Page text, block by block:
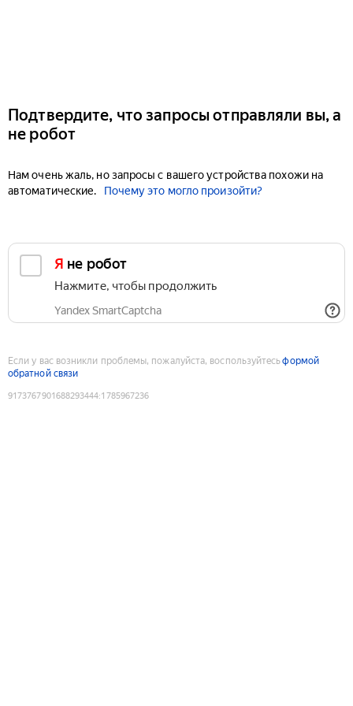
Подтвердите, что запросы отправляли вы, а
не робот
Нам очень жаль, но запросы с вашего устройства похожи на
автоматические.
Почему это могло произойти?
Я не робот
Нажмите, чтобы продолжить
Yandex SmartCaptcha
Если у вас возникли проблемы, пожалуйста, воспользуйтесьформой
обратной связи
9173767901688293444:1785967236